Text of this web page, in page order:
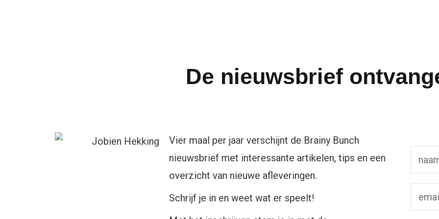
De nieuwsbrief
Vier maal per jaar verschijnt de Brainy Bunch
nieuwsbrief met interessante artikelen, tips en een
overzicht van nieuwe afleveringen.
Schrijf je in en weet wat er speelt!